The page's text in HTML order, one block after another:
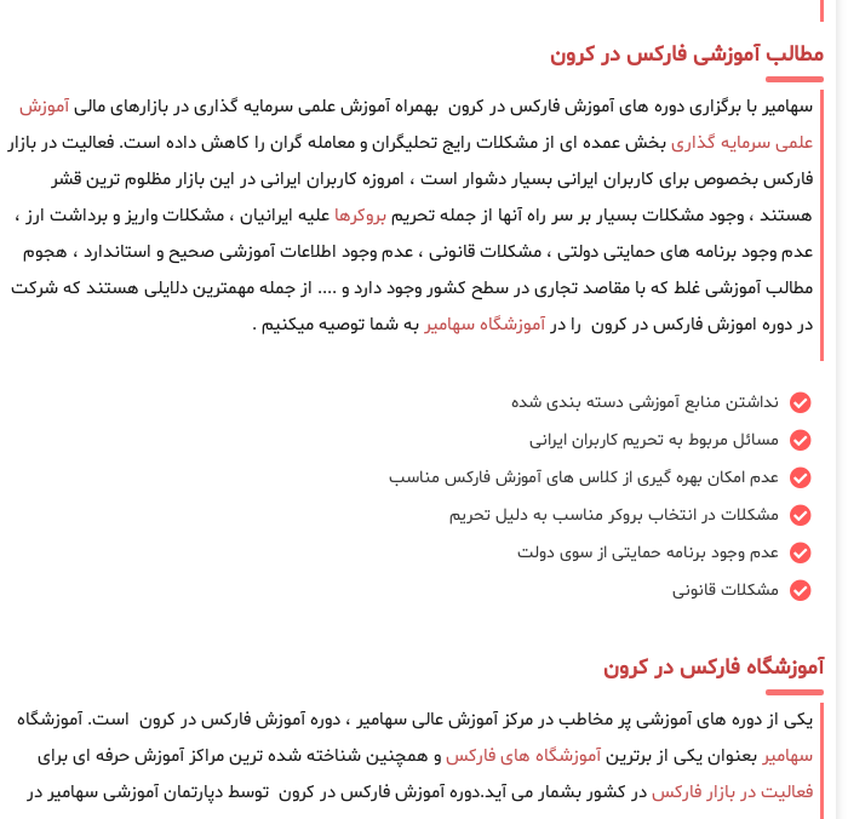
مطالب آموزشی فارکس در کرون
سهامیر با برگزاری دوره های آموزش فارکس در کرون بهمراه آموزش علمی سرمایه گذاری در بازارهای مالیآموزش
علمی سرمایه گذاریبخش عمده ای از مشکلات رایج تحلیگران و معامله گران را کاهش داده است. فعالیت در بازار
فارکس بخصوص برای کاربران ایرانی بسیار دشوار است ، امروزه کاربران ایرانی در این بازار مظلوم ترین قشر
هستند ، وجود مشکلات بسیار بر سر راه آنها از جمله تحریمبروکرها علیه ایرانیان ، مشکلات واریز و برداشت ارز ،
عدم وجود برنامه های حمایتی دولتی ، مشکلات قانونی ، عدم وجود اطلاعات آموزشی صحیح و استاندارد ، هجوم
مطالب آموزشی غلط که با مقاصد تجاری در سطح کشور وجود دارد و .... از جمله مهمترین دلایلی هستند که شرکت
در دوره اموزش فارکس در کرون را در آموزشگاه سهامیر به شما توصیه میکنیم .
نداشتن منابع آموزشی دسته بندی شده
مسائل مربوط به تحریم کاربران ایرانی
عدم امکان بهره گیری از کلاس های آموزش فارکس مناسب
مشکلات در انتخاب بروکر مناسب به دلیل تحریم
عدم وجود برنامه حمایتی از سوی دولت
مشکلات قانونی
آموزشگاه فارکس در کرون
یکی از دوره های آموزشی پر مخاطب در مرکز آموزش عالی سهامیر ، دوره آموزش فارکس در کرون است. آموزشگاه
سهامیر بعنوان یکی از برترینآموزشگاه های فارکسو همچنین شناخته شده ترین مراکز آموزش حرفه ای برای
فعالیت در بازار فارکسدر کشور بشمار می آید.دوره آموزش فارکس در کرون توسط دپارتمان آموزشی سهامیر در